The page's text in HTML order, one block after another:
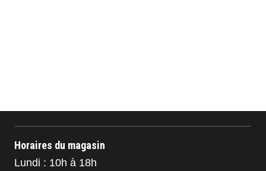
Horaires du magasin
Lundi : 10h à 18h